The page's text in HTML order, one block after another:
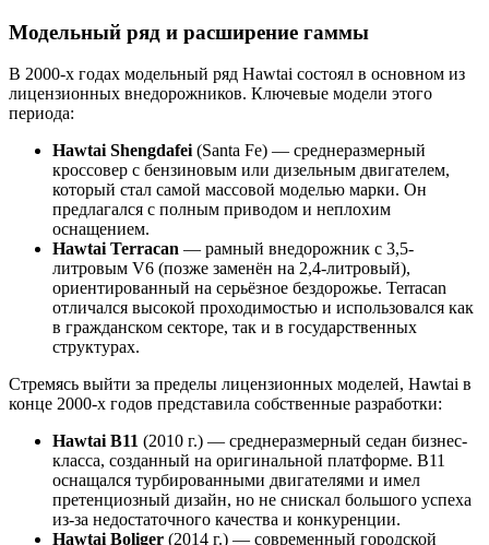
Модельный ряд и расширение гаммы
В 2000-х годах модельный ряд Hawtai состоял в основном из
лицензионных внедорожников. Ключевые модели этого
периода:
Hawtai Shengdafei (Santa Fe) — среднеразмерный
кроссовер с бензиновым или дизельным двигателем,
который стал самой массовой моделью марки. Он
предлагался с полным приводом и неплохим
оснащением.
Hawtai Terracan — рамный внедорожник с 3,5-
литровым V6 (позже заменён на 2,4-литровый),
ориентированный на серьёзное бездорожье. Terracan
отличался высокой проходимостью и использовался как
в гражданском секторе, так и в государственных
структурах.
Стремясь выйти за пределы лицензионных моделей, Hawtai в
конце 2000-х годов представила собственные разработки:
Hawtai B11 (2010 г.) — среднеразмерный седан бизнес-
класса, созданный на оригинальной платформе. B11
оснащался турбированными двигателями и имел
претенциозный дизайн, но не снискал большого успеха
из-за недостаточного качества и конкуренции.
Hawtai Boliger (2014 г.) — современный городской